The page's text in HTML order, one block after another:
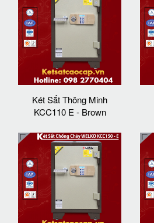
Két Sắt Thông Minh
KCC110 E - Brown